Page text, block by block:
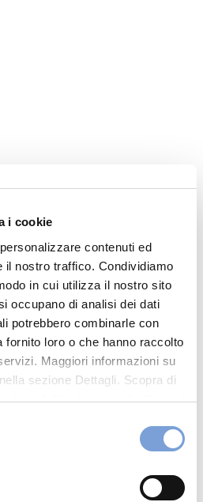
i cookie
contenuti ed
il nostro traffico. Condividiamo
in cui utilizza il nostro sito
occupano di analisi dei dati
potrebbero combinarle con
fornito loro o che hanno raccolto
Maggiori informazioni su
sezione Dettagli. Scopra di
contattarci e come trattiamo i
sito nella sezione "Informativa